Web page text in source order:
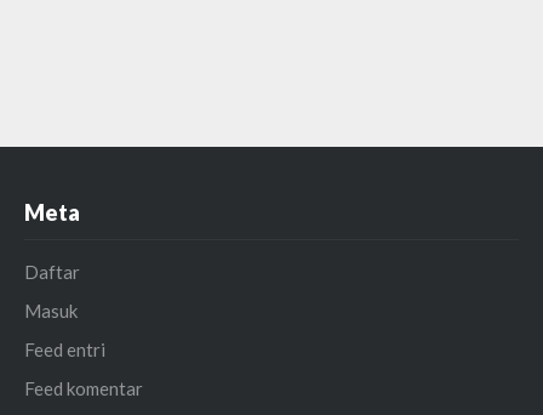
Meta
Daftar
Masuk
Feed entri
Feed komentar